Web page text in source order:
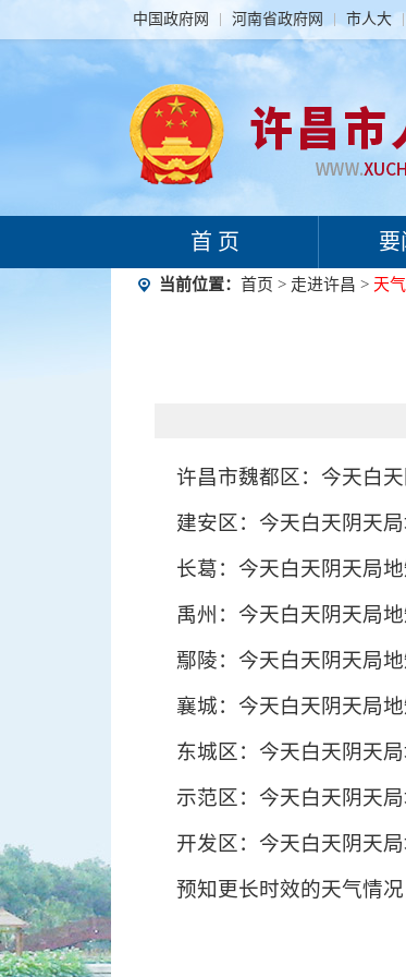
中国政府网 河南省政府网 市人大
首 页 要
当前位置： 首页 > 走进许昌 > 天
许昌市魏都区：今天白
建安区：今天白天阴天
长葛：今天白天阴天局
禹州：今天白天阴天局
鄢陵：今天白天阴天局
襄城：今天白天阴天局
东城区：今天白天阴天
示范区：今天白天阴天
开发区：今天白天阴天
预知更长时效的天气情况